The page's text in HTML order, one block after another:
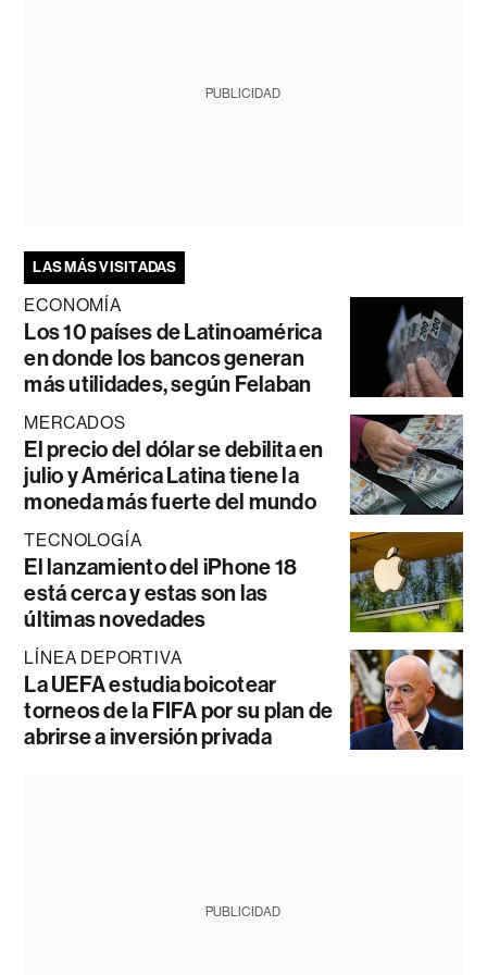
PUBLICIDAD
LAS MÁS VISITADAS
ECONOMÍA
Los 10 países de Latinoamérica
en donde los bancos generan
más utilidades, según Felaban
MERCADOS
El precio del dólar se debilita en
julio y América Latina tiene la
moneda más fuerte del mundo
TECNOLOGÍA
El lanzamiento del iPhone 18
está cerca y estas son las
últimas novedades
LÍNEA DEPORTIVA
La UEFA estudia boicotear
torneos de la FIFA por su plan de
abrirse a inversión privada
PUBLICIDAD